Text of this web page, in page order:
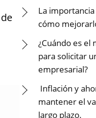
La
cómo
¿Cuándo es el
para solicitar
empresarial?
Inflación y
mantener el
largo plazo.